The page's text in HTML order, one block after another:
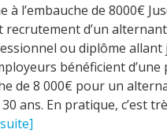
à l’embauche de 8000€
d’un
ou diplôme allant
bénéficient d’une
de 8 000€ pour un
ans. En pratique, c’est